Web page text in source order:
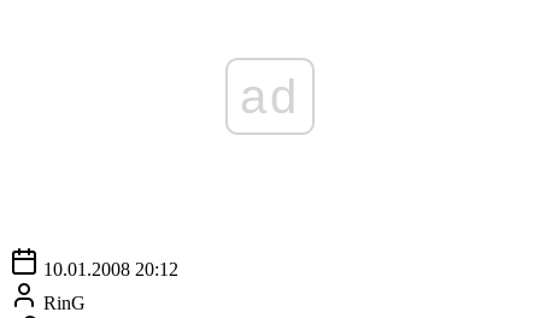
ad
10.01.2008 20:12
RinG